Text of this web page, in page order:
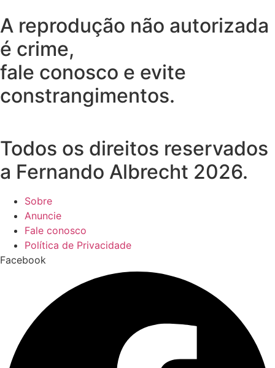
A reprodução não autorizada
é crime,
fale conosco e evite
constrangimentos.
Todos os direitos reservados
a Fernando Albrecht 2026.
Sobre
Anuncie
Fale conosco
Política de Privacidade
Facebook